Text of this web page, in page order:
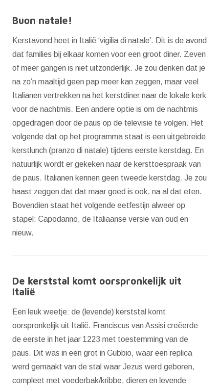
Buon natale!
Kerstavond heet in Italië ‘vigilia di natale’. Dit is de avond
dat families bij elkaar komen voor een groot diner. Zeven
of meer gangen is niet uitzonderlijk. Je zou denken dat je
na zo’n maaltijd geen pap meer kan zeggen, maar veel
Italianen vertrekken na het kerstdiner naar de lokale kerk
voor de nachtmis. Een andere optie is om de nachtmis
opgedragen door de paus op de televisie te volgen. Het
volgende dat op het programma staat is een uitgebreide
kerstlunch (pranzo di natale) tijdens eerste kerstdag. En
natuurlijk wordt er gekeken naar de kersttoespraak van
de paus. Italianen kennen geen tweede kerstdag. Je zou
haast zeggen dat dat maar goed is ook, na al dat eten.
Bovendien staat het volgende eetfestijn alweer op
stapel: Capodanno, de Italiaanse versie van oud en
nieuw.
De kerststal komt oorspronkelijk uit
Italië
Een leuk weetje: de (levende) kerststal komt
oorspronkelijk uit Italië. Franciscus van Assisi creëerde
de eerste in het jaar 1223 met toestemming van de
paus. Dit was in een grot in Gubbio, waar een replica
werd gemaakt van de stal waar Jezus werd geboren,
compleet met voederbak/kribbe, dieren en levende